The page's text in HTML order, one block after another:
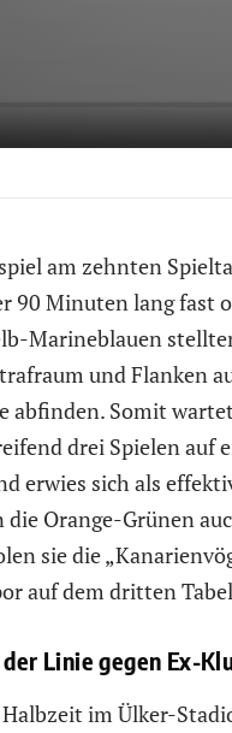
am zehnten
90 Minuten lang fast
Marineblauen
und Flanken
abfinden. Somit
drei Spielen auf
erwies sich als
die Orange-Grünen
sie die
auf dem dritten
Linie gegen Ex-
im Ülker-